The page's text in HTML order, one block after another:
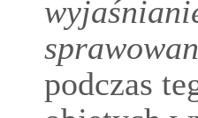
podczas